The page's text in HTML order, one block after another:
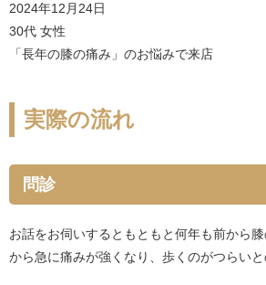
2024年12月24日
30代 女性
「長年の膝の痛み」のお悩みで来店
実際の流れ
問診
お話をお伺いするともともと何年も前から
から急に痛みが強くなり、歩くのがつらいと